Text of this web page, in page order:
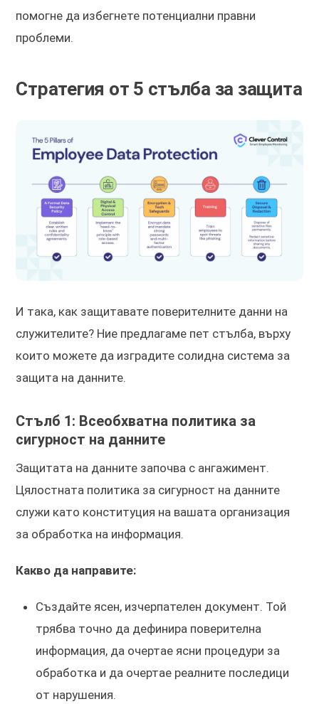
помогне да избегнете потенциални правни
проблеми.
Стратегия от 5 стълба за защита
И така, как защитавате поверителните данни на
служителите? Ние предлагаме пет стълба, върху
които можете да изградите солидна система за
защита на данните.
Стълб 1: Всеобхватна политика за
сигурност на данните
Защитата на данните започва с ангажимент.
Цялостната политика за сигурност на данните
служи като конституция на вашата организация
за обработка на информация.
Какво да направите:
Създайте ясен, изчерпателен документ. Той
трябва точно да дефинира поверителна
информация, да очертае ясни процедури за
обработка и да очертае реалните последици
от нарушения.